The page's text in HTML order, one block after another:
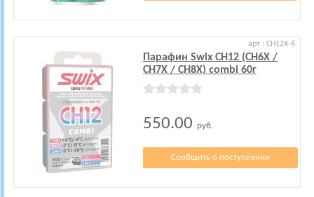
арт.: CH12X-6
Парафин Swix CH12 (CH6X /
CH7X / CH8X) combi 60г
550.00 руб.
Сообщить о поступлении